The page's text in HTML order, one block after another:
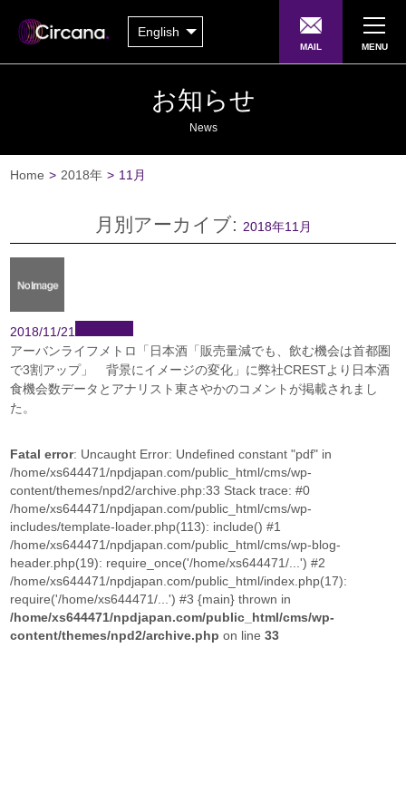
English
MAIL MENU
お知らせ
News
Home > 2018年 > 11月
月別アーカイブ: 2018年11月
2018/11/21
アーバンライフメトロ「日本酒「販売量減でも、飲む機会は首都圏
で3割アップ」 背景にイメージの変化」に弊社CRESTより日本酒
食機会数データとアナリスト東さやかのコメントが掲載されまし
た。
Fatal error: Uncaught Error: Undefined constant "pdf" in
/home/xs644471/npdjapan.com/public_html/cms/wp-
content/themes/npd2/archive.php:33 Stack trace: #0
/home/xs644471/npdjapan.com/public_html/cms/wp-
includes/template-loader.php(113): include() #1
/home/xs644471/npdjapan.com/public_html/cms/wp-blog-
header.php(19): require_once('/home/xs644471/...') #2
/home/xs644471/npdjapan.com/public_html/index.php(17):
require('/home/xs644471/...') #3 {main} thrown in
/home/xs644471/npdjapan.com/public_html/cms/wp-
content/themes/npd2/archive.php on line33